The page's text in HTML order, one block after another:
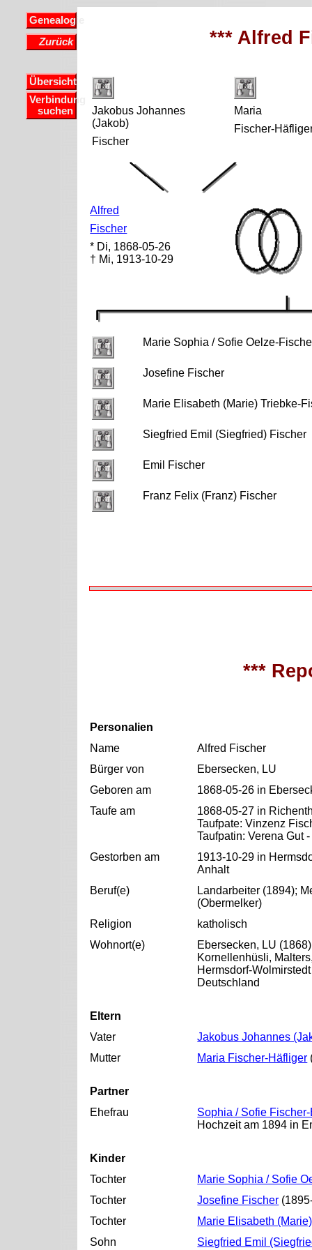
Genealogie
Zurück
Übersicht
Verbindung
suchen
*** Alfred
Jakobus Johannes
(Jakob)
Fischer
Maria
Fischer-
Alfred
Fischer
* Di, 1868-05-26
† Mi, 1913-10-29
Marie Sophia / Sofie Oelze-
Josefine Fischer
Marie Elisabeth (Marie) Triebke-
Siegfried Emil (Siegfried) Fischer
Emil Fischer
Franz Felix (Franz) Fischer
***
Personalien
Name
Alfred Fischer
Bürger von
Ebersecken, LU
Geboren am
1868-05-26 in
Taufe am
1868-05-27 in
Taufpate: Vinzenz
Taufpatin: Verena Gut
Gestorben am
1913-10-29 in
Anhalt
Beruf(e)
Landarbeiter (1894);
(Obermelker)
Religion
katholisch
Wohnort(e)
Ebersecken, LU
Kornellenhüsli,
Hermsdorf-
Deutschland
Eltern
Vater
Jakobus Johannes
Mutter
Maria Fischer-Häfliger
Partner
Ehefrau
Sophia / Sofie
Hochzeit am 1894 in
Kinder
Tochter
Marie Sophia / Sofie
Tochter
Josefine Fischer
Tochter
Marie Elisabeth
Sohn
Siegfried Emil